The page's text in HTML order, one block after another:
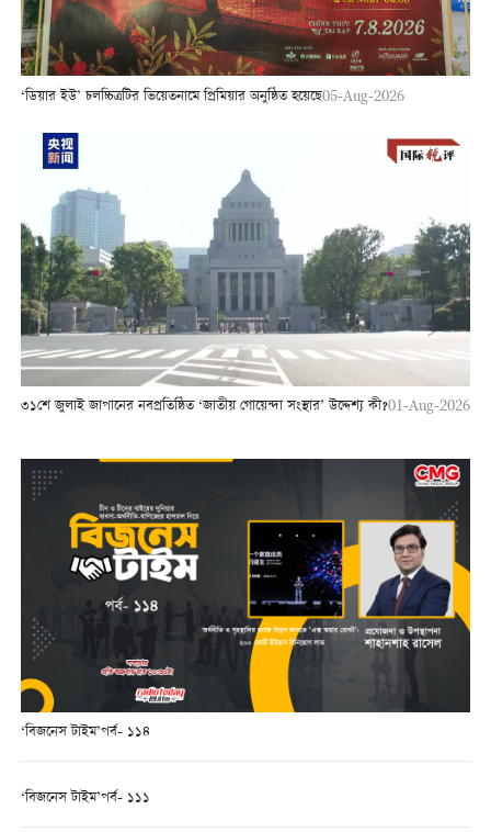
‘ডিয়ার ইউ’ চলচ্চিত্রটির ভিয়েতনামে প্রিমিয়ার অনুষ্ঠিত হয়েছে05-Aug-2026
৩১শে জুলাই জাপানের নবপ্রতিষ্ঠিত ‘জাতীয় গোয়েন্দা সংস্থার’ উদ্দেশ্য কী?01-Aug-2026
‘বিজনেস টাইম’পর্ব- ১১৪
‘বিজনেস টাইম’পর্ব- ১১১